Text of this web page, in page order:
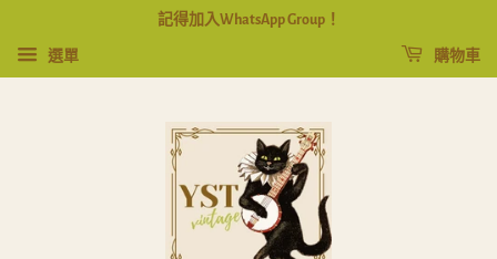
記得加入WhatsApp Group！
選單 購物車